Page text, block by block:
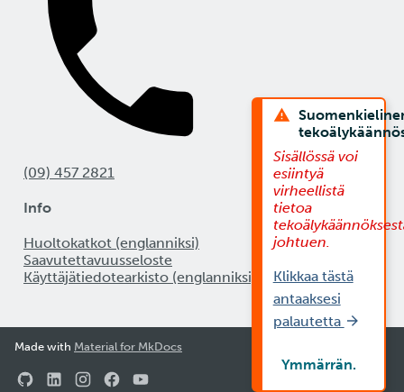
(09) 457 2821
Info
Huoltokatkot (englanniksi)
Saavutettavuusseloste
Käyttäjätiedotearkisto (englanniksi)
Made with Material for MkDocs
Sisällössä voi
esiintyä
virheellistä
tietoa
johtuen.
Klikkaa tästä
antaaksesi
palautetta
Ymmärrän.